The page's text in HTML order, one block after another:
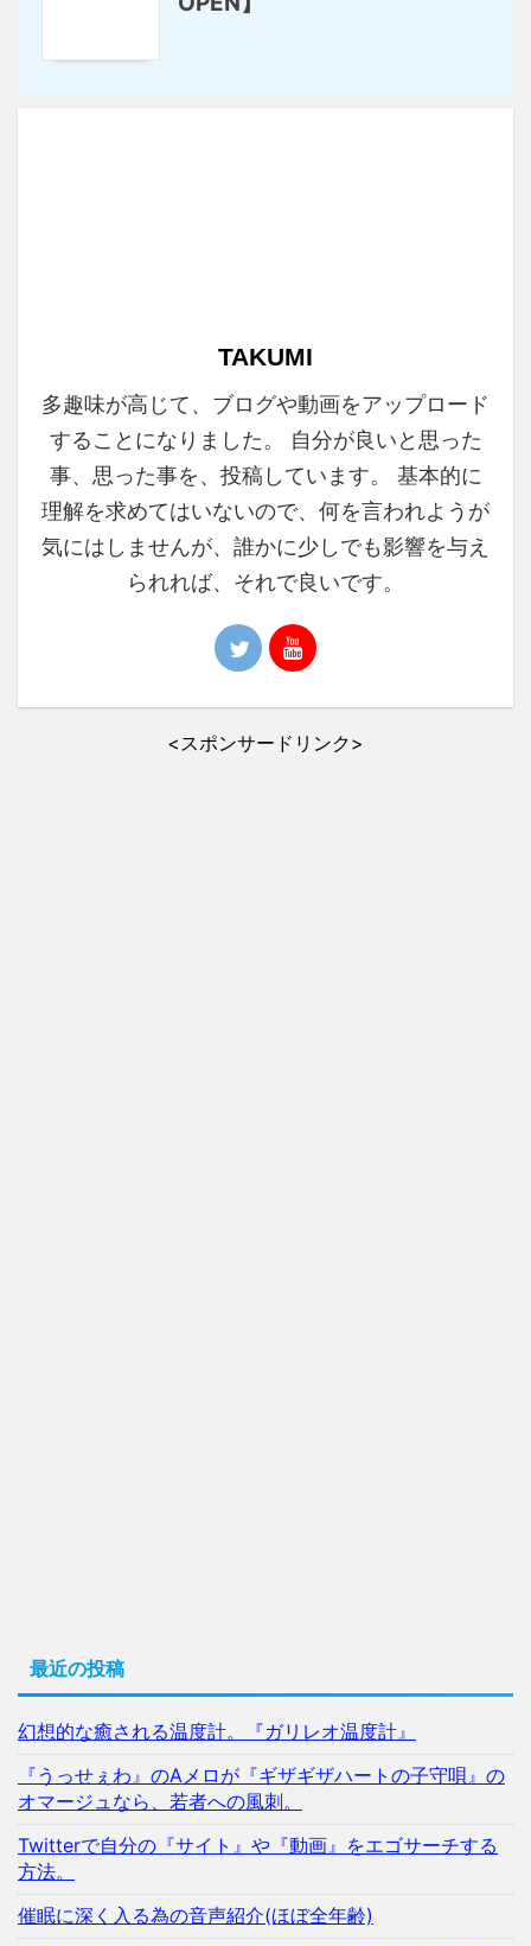
TAKUMI
多趣味が高じて、ブログや動画をアップロード
することになりました。 自分が良いと思った
事、思った事を、投稿しています。 基本的に
理解を求めてはいないので、何を言われようが
気にはしませんが、誰かに少しでも影響を与え
られれば、それで良いです。
<スポンサードリンク>
最近の投稿
幻想的な癒される温度計。『ガリレオ温度計』
『うっせぇわ』のAメロが『ギザギザハートの子守唄』の
オマージュなら、若者への風刺。
Twitterで自分の『サイト』や『動画』をエゴサーチする
方法。
催眠に深く入る為の音声紹介(ほぼ全年齢)